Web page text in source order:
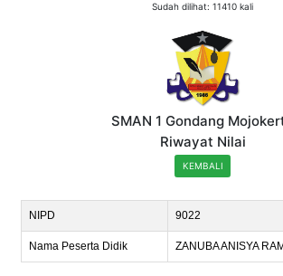
Sudah dilihat: 11410 kali
SMAN 1 Gondang
Riwayat Nilai
KEMBALI
NIPD 9022
Nama Peserta Didik ZANUBA ANISYA